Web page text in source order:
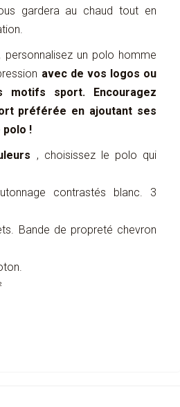
gardera au chaud tout en
personnalisez un polo homme
avec de vos logos ou
motifs sport. Encouragez
préférée en ajoutant ses
!
, choisissez le polo qui
contrastés blanc. 3
Bande de propreté chevron